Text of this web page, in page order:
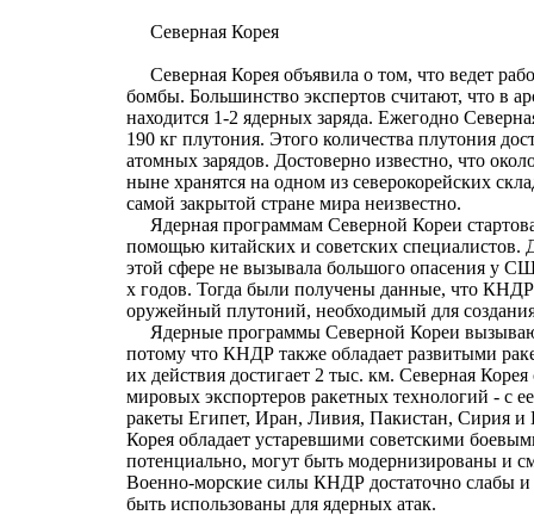
Северная Корея
Северная Корея объявила о том, что ведет
бомбы. Большинство экспертов считают, что в
находится 1-2 ядерных заряда. Ежегодно
190 кг плутония. Этого количества плутония
атомных зарядов. Достоверно известно, что
ныне хранятся на одном из северокорейских
самой закрытой стране мира неизвестно.
Ядерная программам Северной Кореи
помощью китайских и советских специалистов.
этой сфере не вызывала большого опасения у
х годов. Тогда были получены данные, что КНДР
оружейный плутоний, необходимый для
Ядерные программы Северной Кореи
потому что КНДР также обладает развитыми
их действия достигает 2 тыс. км. Северная
мировых экспортеров ракетных технологий - с
ракеты Египет, Иран, Ливия, Пакистан, Сирия и
Корея обладает устаревшими советскими
потенциально, могут быть модернизированы и
Военно-морские силы КНДР достаточно слабы
быть использованы для ядерных атак.